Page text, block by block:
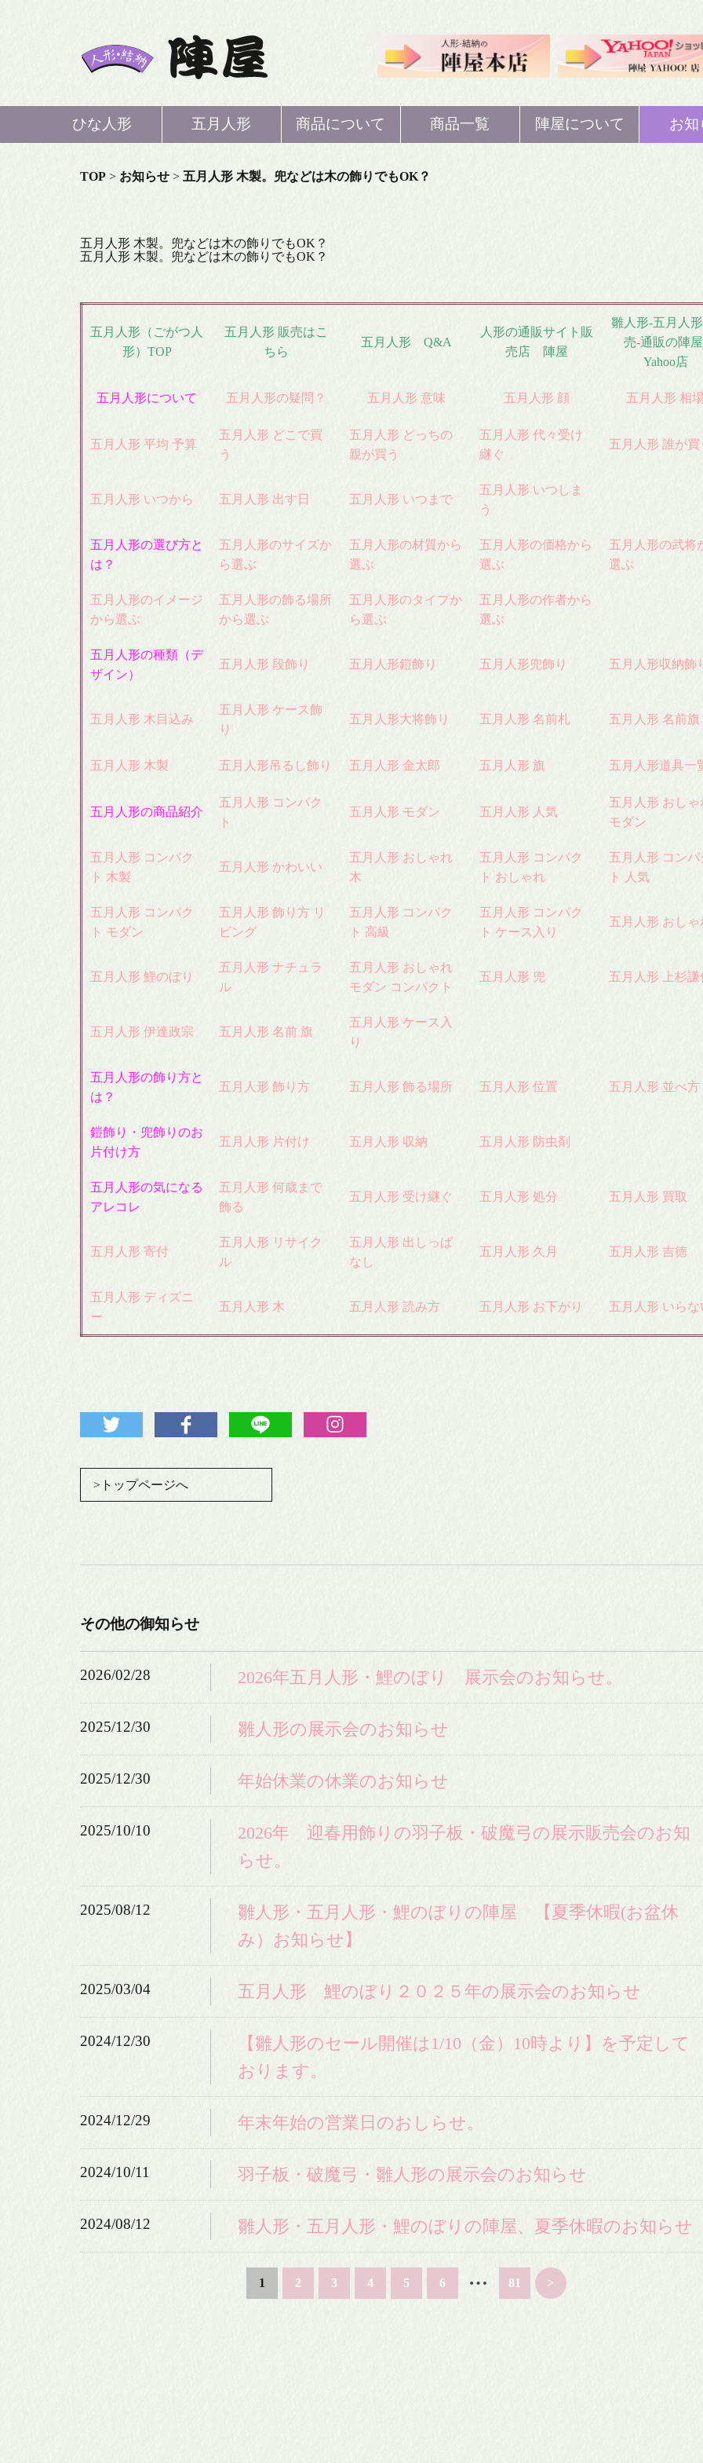
ひな人形 五月人形 商品について
ひな人形
鯉のぼり
羽子板
人形ケース
商品一覧
破魔弓
羽子板
人形ケース
陣屋について お知
TOP > お知らせ > 五月人形 木製。兜などは木の飾りでもOK？
五月人形 木製。兜などは木の飾りでもOK？
五月人形 木製。兜などは木の飾りでもOK？
五月人形（ごがつ人
形）TOP
五月人形 販売はこ
ちら
五月人形 Q&A
人形の通販サイト販
売店 陣屋
雛人形-五月人
売-通販の陣
Yahoo店
五月人形について 五月人形の疑問？ 五月人形 意味 五月人形 顔 五月人形 相
五月人形 平均 予算
五月人形 どこで買
う
五月人形 どっちの
親が買う
五月人形 代々受け
継ぐ
五月人形 誰が買
五月人形 いつから 五月人形 出す日 五月人形 いつまで
五月人形 いつしま
う
五月人形の選び方と
は？
五月人形のサイズか
ら選ぶ
五月人形の材質から
選ぶ
五月人形の価格から
選ぶ
五月人形の武将
選ぶ
五月人形のイメージ
から選ぶ
五月人形の飾る場所
から選ぶ
五月人形のタイプか
ら選ぶ
五月人形の作者から
選ぶ
五月人形の種類（デ
ザイン）
五月人形 段飾り 五月人形鎧飾り 五月人形兜飾り 五月人形収納飾
五月人形 木目込み
五月人形 ケース飾
り
五月人形大将飾り 五月人形 名前札 五月人形 名前旗
五月人形 木製 五月人形吊るし飾り 五月人形 金太郎 五月人形 旗 五月人形道具一
五月人形の商品紹介
五月人形 コンパク
ト
五月人形 モダン 五月人形 人気
五月人形 おしゃ
モダン
五月人形 コンパク
ト 木製
五月人形 かわいい
五月人形 おしゃれ
木
五月人形 コンパク
ト おしゃれ
五月人形 コンパ
ト 人気
五月人形 コンパク
ト モダン
五月人形 飾り方 リ
ビング
五月人形 コンパク
ト 高級
五月人形 コンパク
ト ケース入り
五月人形 おしゃ
五月人形 鯉のぼり
五月人形 ナチュラ
ル
五月人形 おしゃれ
モダン コンパクト
五月人形 兜 五月人形 上杉謙
五月人形 伊達政宗 五月人形 名前 旗
五月人形 ケース入
り
五月人形の飾り方と
は？
五月人形 飾り方 五月人形 飾る場所 五月人形 位置 五月人形 並べ方
鎧飾り・兜飾りのお
片付け方
五月人形 片付け 五月人形 収納 五月人形 防虫剤
五月人形の気になる
アレコレ
五月人形 何歳まで
飾る
五月人形 受け継ぐ 五月人形 処分 五月人形 買取
五月人形 寄付
五月人形 リサイク
ル
五月人形 出しっぱ
なし
五月人形 久月 五月人形 吉徳
五月人形 ディズニ
ー
五月人形 木 五月人形 読み方 五月人形 お下がり 五月人形 いらな
>トップページへ
その他の御知らせ
2026/02/28 2026年五月人形・鯉のぼり 展示会のお知らせ。
2025/12/30 雛人形の展示会のお知らせ
2025/12/30 年始休業の休業のお知らせ
2025/10/10
2026年 迎春用飾りの羽子板・破魔弓の展示販売会のお知
らせ。
2025/08/12
雛人形・五月人形・鯉のぼりの陣屋 【夏季休暇(お盆休
み）お知らせ】
2025/03/04 五月人形 鯉のぼり２０２５年の展示会のお知らせ
2024/12/30
【雛人形のセール開催は1/10（金）10時より】を予定して
おります。
2024/12/29 年末年始の営業日のおしらせ。
2024/10/11 羽子板・破魔弓・雛人形の展示会のお知らせ
2024/08/12 雛人形・五月人形・鯉のぼりの陣屋、夏季休暇のお知らせ
1 2 3 4 5 6 … 81 >